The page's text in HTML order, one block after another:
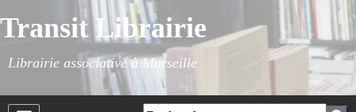
Transit Librairie
Librairie associative à Marseille